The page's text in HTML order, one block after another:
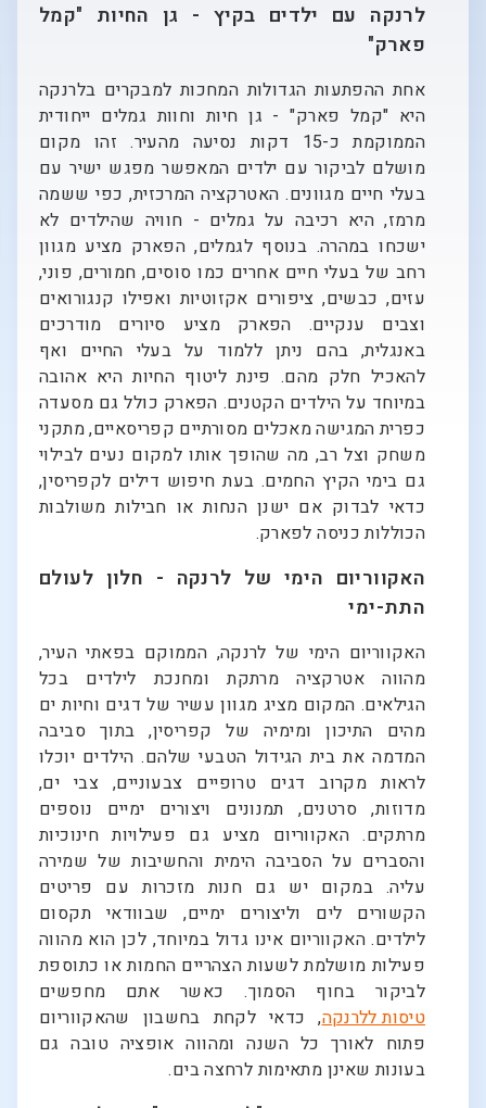
לרנקה עם ילדים בקיץ - גן החיות "קמל
פארק"
אחת ההפתעות הגדולות המחכות למבקרים בלרנקה
היא "קמל פארק" - גן חיות וחוות גמלים ייחודית
הממוקמת כ-15 דקות נסיעה מהעיר. זהו מקום
מושלם לביקור עם ילדים המאפשר מפגש ישיר עם
בעלי חיים מגוונים. האטרקציה המרכזית, כפי ששמה
מרמז, היא רכיבה על גמלים - חוויה שהילדים לא
ישכחו במהרה. בנוסף לגמלים, הפארק מציע מגוון
רחב של בעלי חיים אחרים כמו סוסים, חמורים, פוני,
עזים, כבשים, ציפורים אקזוטיות ואפילו קנגורואים
וצבים ענקיים. הפארק מציע סיורים מודרכים
באנגלית, בהם ניתן ללמוד על בעלי החיים ואף
להאכיל חלק מהם. פינת ליטוף החיות היא אהובה
במיוחד על הילדים הקטנים. הפארק כולל גם מסעדה
כפרית המגישה מאכלים מסורתיים קפריסאיים, מתקני
משחק וצל רב, מה שהופך אותו למקום נעים לבילוי
גם בימי הקיץ החמים. בעת חיפוש דילים לקפריסין,
כדאי לבדוק אם ישנן הנחות או חבילות משולבות
הכוללות כניסה לפארק.
האקווריום הימי של לרנקה - חלון לעולם
התת-ימי
האקווריום הימי של לרנקה, הממוקם בפאתי העיר,
מהווה אטרקציה מרתקת ומחנכת לילדים בכל
הגילאים. המקום מציג מגוון עשיר של דגים וחיות ים
מהים התיכון ומימיה של קפריסין, בתוך סביבה
המדמה את בית הגידול הטבעי שלהם. הילדים יוכלו
לראות מקרוב דגים טרופיים צבעוניים, צבי ים,
מדוזות, סרטנים, תמנונים ויצורים ימיים נוספים
מרתקים. האקווריום מציע גם פעילויות חינוכיות
והסברים על הסביבה הימית והחשיבות של שמירה
עליה. במקום יש גם חנות מזכרות עם פריטים
הקשורים לים וליצורים ימיים, שבוודאי תקסום
לילדים. האקווריום אינו גדול במיוחד, לכן הוא מהווה
פעילות מושלמת לשעות הצהריים החמות או כתוספת
לביקור בחוף הסמוך. כאשר אתם מחפשים
טיסות ללרנקה, כדאי לקחת בחשבון שהאקווריום
פתוח לאורך כל השנה ומהווה אופציה טובה גם
בעונות שאינן מתאימות לרחצה בים.